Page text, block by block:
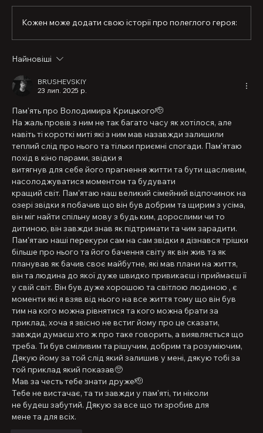
Він був найкращою людиною, яку я коли-небудь
знала.
Мудрий, щирий, надійний, ніжний — усе в одному.
Ми мріяли про наше майбутнє, планували життя
після перемоги.
Його смерть — це втрата частини моєї душі.
Я носитиму її в собі до останнього подиху.
Вова — не просто герой. Він мій Всесвіт.
Моя гордість. Моя сила. Моя пам’ять.
Кожен може додати свою історії про полеглого героя:
Найновіші
BRUSHEVSKIY
23 лип. 2025 р.
Пам'ять про Володимира Крицького🫡
На жаль провів з ним не так багато часу як хотілося, але
навіть ті короткі миті які з ним мав назавжди залишили
теплий слід про нього та тільки приємні спогади. Памʼятаю
похід в кіно парами, звідки я
витягнув для себе його прагнення житти та бути щасливим,
насолоджуватися моментом та будувати
кращий світ. Памʼятаю наш великий сімейний відпочинок на
озері звідки я побачив що він був добрим та щирим з усіма,
він міг найти спільну мову з будь ким, дорослими чи то
дитиною, він завжди знав як підтримати та чим зарадити.
Памʼятаю наші перекури сам на сам звідки я дізнався трішки
більше про нього та його бачення світу як він жив та як
планував як бачив своє майбутне, які мав плани на життя,
він та людина до якої дуже швидко привикаєш і приймаєш її
у свій світ. Він був дуже хорошою та світлою людиною , є
моменти які я взяв від нього на все життя тому що він був
тим на кого можна рівнятися та кого можна брати за
приклад, хоча я звісно не встиг йому про це сказати,
завжди думаєш хто ж про таке говорить, а виявляється що
треба. Ти був сміливим та рішучим, добрим та розуміючим,
Дякую йому за той слід який залишив у мені, дякую тобі за
той приклад який показав🥺
Мав за честь тебе знати друже🫡
Тебе не вистачає, та ти завжди у памʼяті, ти ніколи
не будеш забутий. Дякую за все що ти зробив для
мене та для всіх.